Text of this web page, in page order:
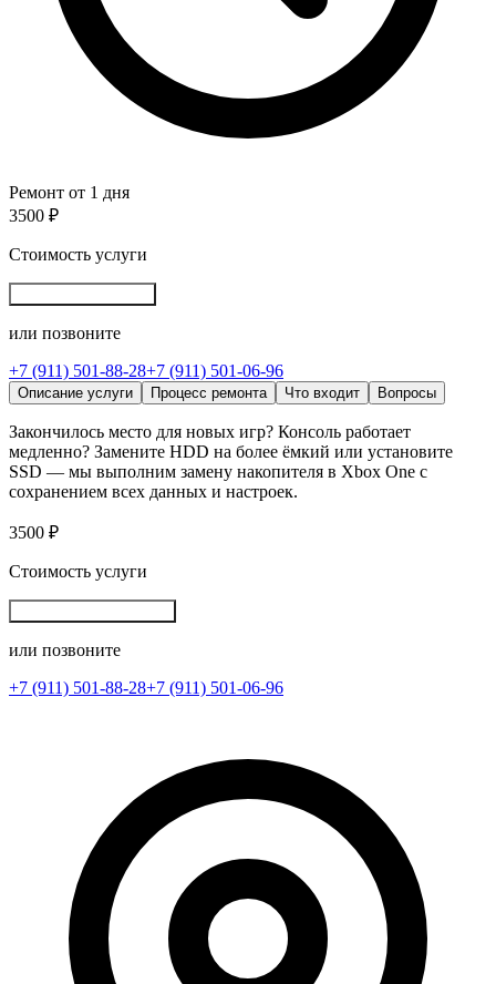
Ремонт от 1 дня
3500 ₽
Стоимость услуги
или позвоните
+7 (911) 501-88-28+7 (911) 501-06-96
Описание услуги Процесс ремонта Что входит Вопросы
Закончилось место для новых игр? Консоль работает
медленно? Замените HDD на более ёмкий или установите
SSD — мы выполним замену накопителя в Xbox One с
сохранением всех данных и настроек.
3500 ₽
Стоимость услуги
или позвоните
+7 (911) 501-88-28+7 (911) 501-06-96